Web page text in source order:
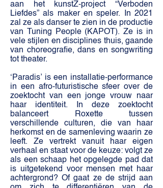
aan het kunstZ-project “Verboden
Liefdes” als maker en speler. In 2021
zal ze als danser te zien in de productie
van Tuning People (KAPOT). Ze is in
vele stijlen en disciplines thuis, gaande
van choreografie, dans en songwriting
tot theater.
‘Paradis’ is een installatie-performance
in een afro-futuristische sfeer over de
zoektocht van een jonge vrouw naar
haar identiteit. In deze zoektocht
balanceert Roxette tussen
verschillende culturen, die van haar
herkomst en de samenleving waarin ze
leeft. Ze vertrekt vanuit haar eigen
verhaal en staat voor de keuze: volgt ze
als een schaap het opgelegde pad dat
is uitgetekend voor mensen met haar
achtergrond? Of gaat ze de strijd aan